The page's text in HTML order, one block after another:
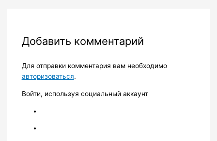
Добавить комментарий
Для отправки комментария вам необходимо
авторизоваться.
Войти, используя социальный аккаунт